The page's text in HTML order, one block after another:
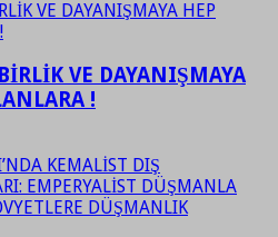
VE DAYANIŞMAYA
!